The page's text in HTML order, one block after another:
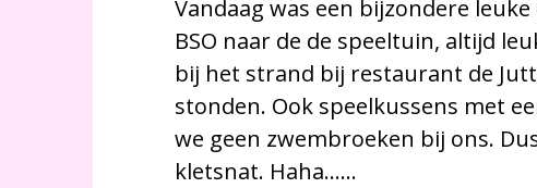
Vandaag was een bijzondere
BSO naar de de speeltuin, altijd
bij het strand bij restaurant de
stonden. Ook speelkussens met
we geen zwembroeken bij ons.
kletsnat. Haha……